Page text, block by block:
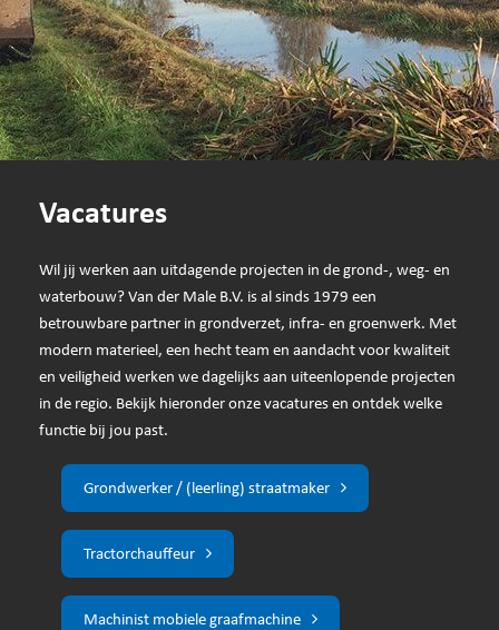
Vacatures
Wil jij werken aan uitdagende projecten in de grond-, weg- en
waterbouw? Van der Male B.V. is al sinds 1979 een
betrouwbare partner in grondverzet, infra- en groenwerk. Met
modern materieel, een hecht team en aandacht voor kwaliteit
en veiligheid werken we dagelijks aan uiteenlopende projecten
in de regio. Bekijk hieronder onze vacatures en ontdek welke
functie bij jou past.
Grondwerker / (leerling) straatmaker
Tractorchauffeur
Machinist mobiele graafmachine